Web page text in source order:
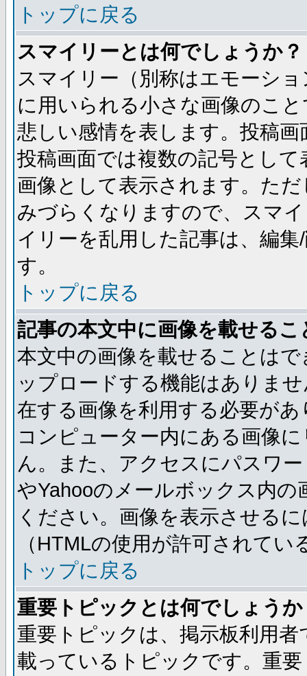
トップに戻る
スマイリーとは何でしょうか？
スマイリー（別称はエモーシ
に用いられる小さな画像のこ
悲しい感情を表します。投稿
投稿画面では複数の記号とし
画像として表示されます。た
みづらくなりますので、スマ
イリーを乱用した記事は、編
す。
トップに戻る
記事の本文中に画像を載せる
本文中の画像を載せることは
ップロードする機能はありま
在する画像を利用する必要が
コンピューター内にある画像
ん。また、アクセスにパスワ
やYahooのメールボックス内
ください。画像を表示させる
（HTMLの使用が許可されて
トップに戻る
重要トピックとは何でしょうか
重要トピックは、掲示板利用
載っているトピックです。重